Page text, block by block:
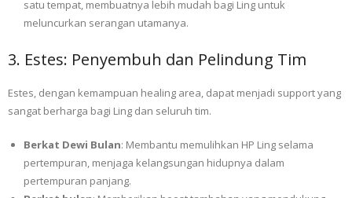
satu tempat, membuatnya lebih mudah bagi Ling untuk
meluncurkan serangan utamanya.
3. Estes: Penyembuh dan Pelindung Tim
Estes, dengan kemampuan healing area, dapat menjadi support yang
sangat berharga bagi Ling dan seluruh tim.
Berkat Dewi Bulan: Membantu memulihkan HP Ling selama
pertempuran, menjaga kelangsungan hidupnya dalam
pertempuran panjang.